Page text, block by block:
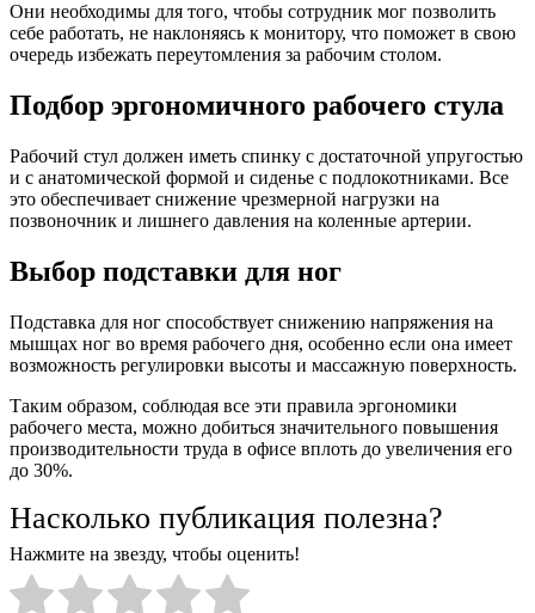
Они необходимы для того, чтобы сотрудник мог позволить
себе работать, не наклоняясь к монитору, что поможет в свою
очередь избежать переутомления за рабочим столом.
Подбор эргономичного рабочего стула
Рабочий стул должен иметь спинку с достаточной упругостью
и с анатомической формой и сиденье с подлокотниками. Все
это обеспечивает снижение чрезмерной нагрузки на
позвоночник и лишнего давления на коленные артерии.
Выбор подставки для ног
Подставка для ног способствует снижению напряжения на
мышцах ног во время рабочего дня, особенно если она имеет
возможность регулировки высоты и массажную поверхность.
Таким образом, соблюдая все эти правила эргономики
рабочего места, можно добиться значительного повышения
производительности труда в офисе вплоть до увеличения его
до 30%.
Насколько публикация полезна?
Нажмите на звезду, чтобы оценить!